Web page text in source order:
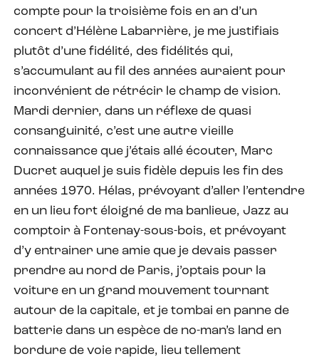
compte pour la troisième fois en an d’un
concert d’Hélène Labarrière, je me justifiais
plutôt d’une fidélité, des fidélités qui,
s’accumulant au fil des années auraient pour
inconvénient de rétrécir le champ de vision.
Mardi dernier, dans un réflexe de quasi
consanguinité, c’est une autre vieille
connaissance que j’étais allé écouter, Marc
Ducret auquel je suis fidèle depuis les fin des
années 1970. Hélas, prévoyant d’aller l’entendre
en un lieu fort éloigné de ma banlieue, Jazz au
comptoir à Fontenay-sous-bois, et prévoyant
d’y entrainer une amie que je devais passer
prendre au nord de Paris, j’optais pour la
voiture en un grand mouvement tournant
autour de la capitale, et je tombai en panne de
batterie dans un espèce de no-man’s land en
bordure de voie rapide, lieu tellement